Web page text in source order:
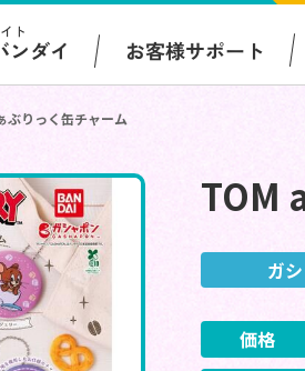
ト
ンダイ お客様サポート
ぶりっく缶チャーム
TOM
ガ
価格